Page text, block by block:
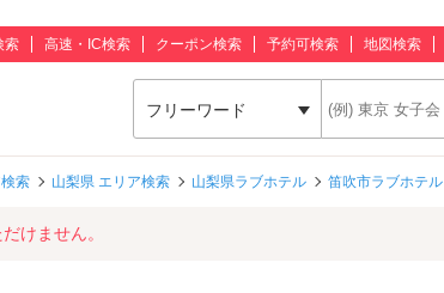
索 高速・IC検索 クーポン検索 予約可検索 地図検索
フリーワード
索 山梨県 エリア検索 山梨県ラブホテル 笛吹市ラブホテル
けません。